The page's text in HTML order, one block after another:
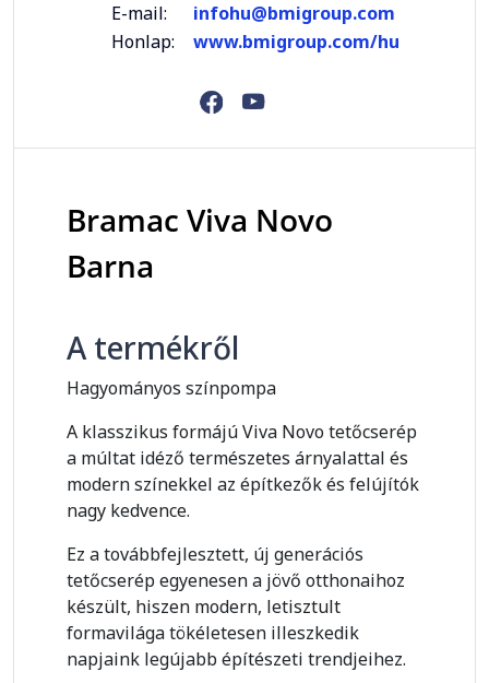
E-mail:
infohu@bmigroup.com
Honlap:
www.bmigroup.com/hu
Bramac Viva Novo
Barna
A termékről
Hagyományos színpompa
A klasszikus formájú Viva Novo tetőcserép
a múltat idéző természetes árnyalattal és
modern színekkel az építkezők és felújítók
nagy kedvence.
Ez a továbbfejlesztett, új generációs
tetőcserép egyenesen a jövő otthonaihoz
készült, hiszen modern, letisztult
formavilága tökéletesen illeszkedik
napjaink legújabb építészeti trendjeihez.